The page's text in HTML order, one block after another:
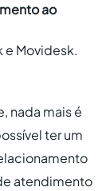
ao
Movidesk.
nada mais é
ter um
atendimento